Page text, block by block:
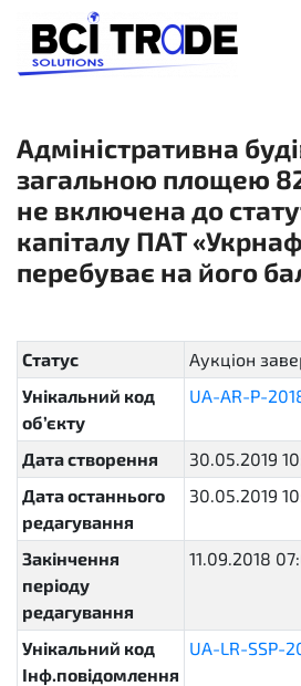
Адміністративна
загальною площею
не включена до
капіталу ПАТ
перебуває на його
Статус Аукціон
Унікальний код
об’єкту
UA-AR-P-
Дата створення
30.05.2019
Дата останнього
редагування
30.05.2019
Закінчення
періоду
редагування
11.09.2018
Унікальний код
Інф.повідомлення
UA-LR-SSP-